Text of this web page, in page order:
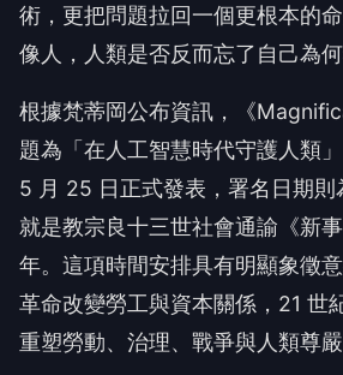
術，更把問題拉回一個更根本的
像人，人類是否反而忘了自己為
根據梵蒂岡公布資訊，《
題為「在人工智慧時代守護人類
5 月 25 日正式發表，署名日期
就是教宗良十三世社會通諭《新
年。這項時間安排具有明顯象徵
革命改變勞工與資本關係，21 世
重塑勞動、治理、戰爭與人類尊嚴